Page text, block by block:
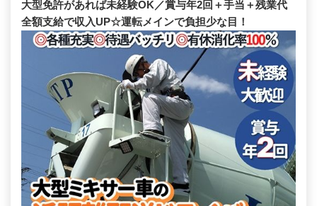
大型免許があれば未経験OK／賞与年2回＋手当＋残業代
全額支給で収入UP☆運転メインで負担少な目！